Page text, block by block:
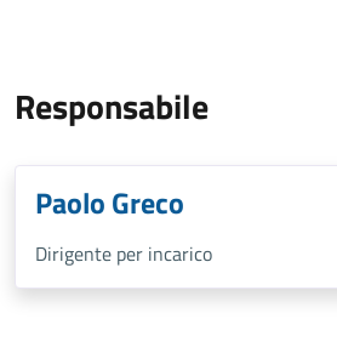
Responsabile
Paolo Greco
Dirigente per incarico